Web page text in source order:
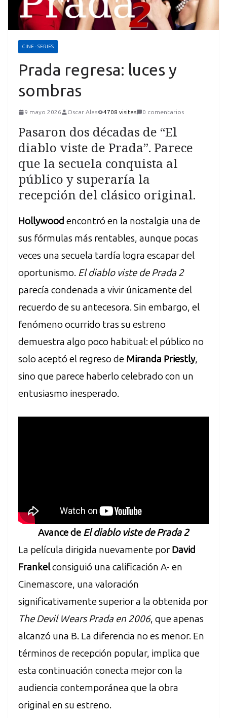
CINE - SERIES
Prada regresa: luces y
sombras
9 mayo 2026 Oscar Alas 4708 visitas 0 comentarios
Pasaron dos décadas de “El
diablo viste de Prada”. Parece
que la secuela conquista al
público y superaría la
recepción del clásico original.
Hollywood encontró en la nostalgia una de
sus fórmulas más rentables, aunque pocas
veces una secuela tardía logra escapar del
oportunismo. El diablo viste de Prada 2
parecía condenada a vivir únicamente del
recuerdo de su antecesora. Sin embargo, el
fenómeno ocurrido tras su estreno
demuestra algo poco habitual: el público no
solo aceptó el regreso de Miranda Priestly,
sino que parece haberlo celebrado con un
entusiasmo inesperado.
Avance de El diablo viste de Prada 2
La película dirigida nuevamente por David
Frankelconsiguió una calificación A- en
Cinemascore, una valoración
significativamente superior a la obtenida por
The Devil Wears Prada en 2006, que apenas
alcanzó una B. La diferencia no es menor. En
términos de recepción popular, implica que
esta continuación conecta mejor con la
audiencia contemporánea que la obra
original en su estreno.